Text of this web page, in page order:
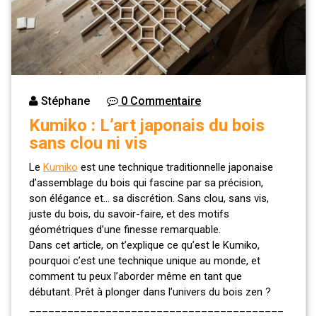
Stéphane 0 Commentaire
Kumiko : L’art japonais du bois
sans clou ni vis
Le Kumiko est une technique traditionnelle japonaise
d’assemblage du bois qui fascine par sa précision,
son élégance et… sa discrétion. Sans clou, sans vis,
juste du bois, du savoir-faire, et des motifs
géométriques d’une finesse remarquable.
Dans cet article, on t’explique ce qu’est le Kumiko,
pourquoi c’est une technique unique au monde, et
comment tu peux l’aborder même en tant que
débutant. Prêt à plonger dans l’univers du bois zen ?